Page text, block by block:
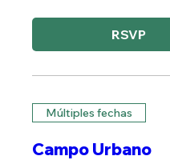
RSVP
Múltiples fechas
Campo Urbano